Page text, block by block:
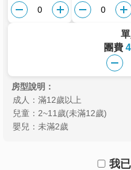
團費
房型說明：
成人：滿12歲以上
兒童：2~11歲(未滿12歲)
嬰兒：未滿2歲
我